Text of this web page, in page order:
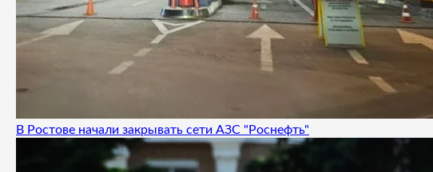
В Ростове начали закрывать сети АЗС "Роснефть"